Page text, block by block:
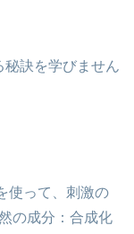
秘訣を学びません
使って、刺激の
の成分：合成化